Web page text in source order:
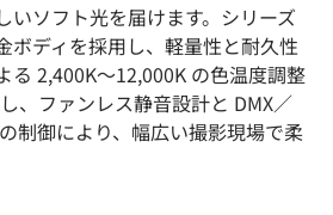
いソフト光を届けます。シリーズ
ボディを採用し、軽量性と耐久性
る 2,400K〜12,000K の色温度調整
、ファンレス静音設計と DMX／
制御により、幅広い撮影現場で柔